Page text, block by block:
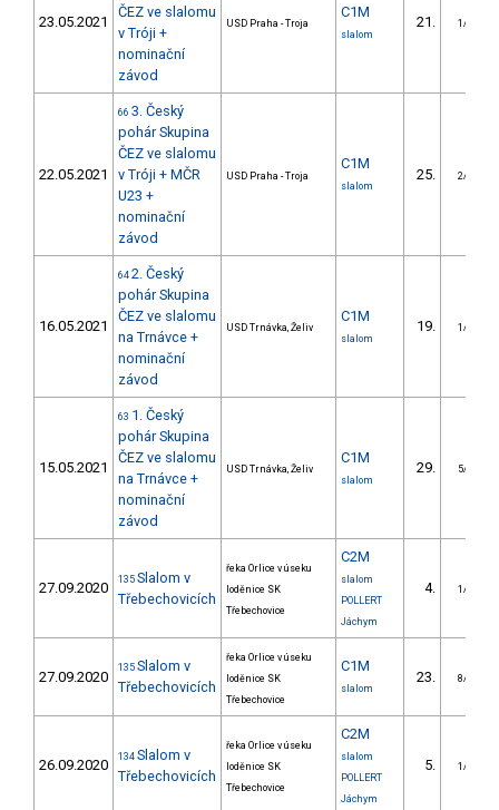
23.05.2021
ČEZ ve slalomu
v Tróji +
nominační
závod
USD Praha - Troja
C1M
slalom
21. 1/DM
22.05.2021
66 3. Český
pohár Skupina
ČEZ ve slalomu
v Tróji + MČR
U23 +
nominační
závod
USD Praha - Troja
C1M
slalom
25. 2/DM
16.05.2021
64 2. Český
pohár Skupina
ČEZ ve slalomu
na Trnávce +
nominační
závod
USD Trnávka, Želiv
C1M
slalom
19. 1/DM
15.05.2021
63 1. Český
pohár Skupina
ČEZ ve slalomu
na Trnávce +
nominační
závod
USD Trnávka, Želiv
C1M
slalom
29. 5/DM
27.09.2020 135 Slalom v
Třebechovicích
řeka Orlice v úseku
loděnice SK
Třebechovice
C2M
slalom
POLLERT
Jáchym
4. 1/DM
27.09.2020
135 Slalom v
Třebechovicích
řeka Orlice v úseku
loděnice SK
Třebechovice
C1M
slalom
23. 8/DM
26.09.2020 134 Slalom v
Třebechovicích
řeka Orlice v úseku
loděnice SK
Třebechovice
C2M
slalom
POLLERT
Jáchym
5. 1/DM